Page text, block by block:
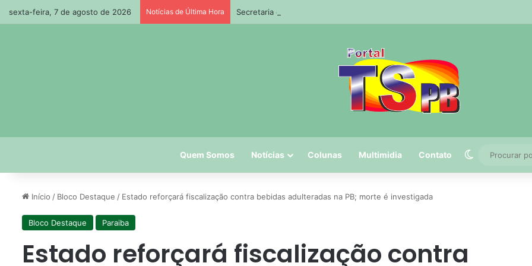
sexta-feira, 7 de agosto de 2026 Notícias de Última Hora Secretaria da Receita prorroga prazo para pagamento do ISS de julho
Quem Somos Notícias Colunas Multimidia Contato Switch skin
Início / Bloco Destaque / Estado reforçará fiscalização contra bebidas adulteradas na PB; morte é investigada
Bloco Destaque Paraiba
Estado reforçará fiscalização contra